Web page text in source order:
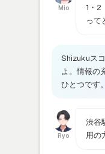
Mio
1・2
って
Shizukuス
よ。情報の
ひとつです。
Ryo
渋谷
用の